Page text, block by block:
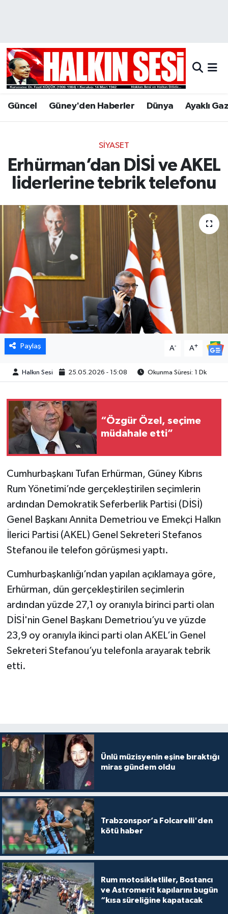
Güncel Güney'den Haberler Dünya Ayaklı
SIYASET
Erhürman’dan DİSİ ve AKEL
liderlerine tebrik telefonu
Paylaş A- A+
Halkın Sesi 25.05.2026 - 15:08 Okunma Süresi: 1 Dk
“Özgür Özel, seçime
müdahale etti”
Cumhurbaşkanı Tufan Erhürman, Güney Kıbrıs
Rum Yönetimi’nde gerçekleştirilen seçimlerin
ardından Demokratik Seferberlik Partisi (DİSİ)
Genel Başkanı Annita Demetriou ve Emekçi Halkın
İlerici Partisi (AKEL) Genel Sekreteri Stefanos
Stefanou ile telefon görüşmesi yaptı.
Cumhurbaşkanlığı’ndan yapılan açıklamaya göre,
Erhürman, dün gerçekleştirilen seçimlerin
ardından yüzde 27,1 oy oranıyla birinci parti olan
DİSİ'nin Genel Başkanı Demetriou’yu ve yüzde
23,9 oy oranıyla ikinci parti olan AKEL’in Genel
Sekreteri Stefanou’yu telefonla arayarak tebrik
etti.
Ünlü müzisyenin eşine bıraktığı
miras gündem oldu
Trabzonspor’a Folcarelli'den
kötü haber
Rum motosikletliler, Bostancı
ve Astromerit kapılarını bugün
“kısa süreliğine kapatacak
Hava Durumu
Trafik Durumu
Son Dakika Haberleri